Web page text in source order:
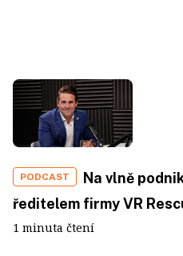
PODCAST
Na vlně
ředitelem firmy VR
1 minuta čtení